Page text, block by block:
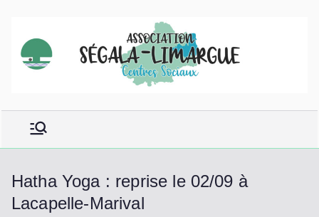
contenu
Hatha Yoga : reprise le 02/09 à
Lacapelle-Marival